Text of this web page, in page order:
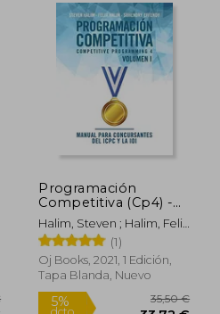
5%
dcto.
Programación
Competitiva (Cp4) -
Volumen i: Manual
Para Concursantes
del Icpc y la Ioi: 1
Halim, Steven ; Halim, Felix
; Effendy, Suhendry
(1)
Oj Books, 2021, 1 Edición,
Tapa Blanda, Nuevo